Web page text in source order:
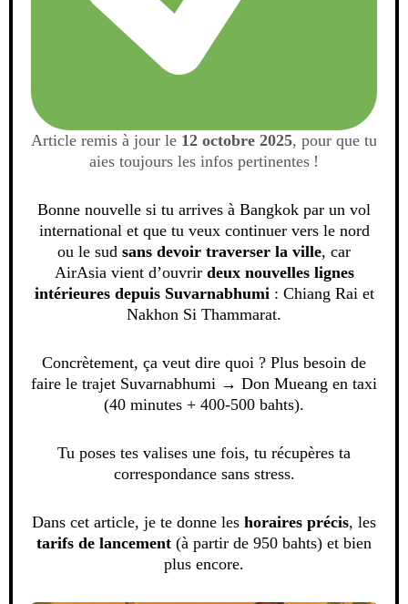
Article remis à jour le 12 octobre 2025, pour que tu
aies toujours les infos pertinentes !
Bonne nouvelle si tu arrives à Bangkok par un vol
international et que tu veux continuer vers le nord
ou le sud sans devoir traverser la ville, car
AirAsia vient d’ouvrir deux nouvelles lignes
intérieures depuis Suvarnabhumi : Chiang Rai et
Nakhon Si Thammarat.
Concrètement, ça veut dire quoi ? Plus besoin de
faire le trajet Suvarnabhumi → Don Mueang en taxi
(40 minutes + 400-500 bahts).
Tu poses tes valises une fois, tu récupères ta
correspondance sans stress.
Dans cet article, je te donne les horaires précis, les
tarifs de lancement (à partir de 950 bahts) et bien
plus encore.